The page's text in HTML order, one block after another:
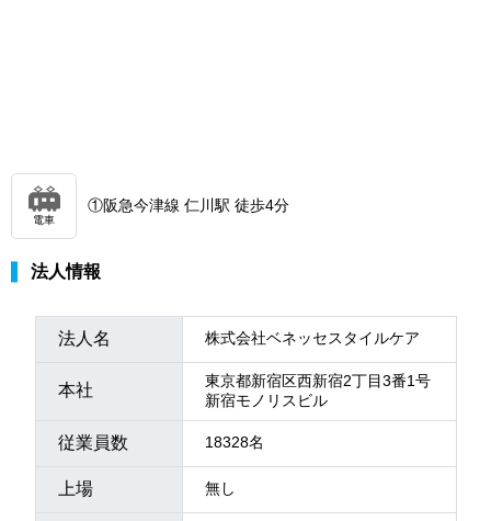
電車
①阪急今津線 仁川駅 徒歩4分
法人情報
法人名 株式会社ベネッセスタイルケア
本社
東京都新宿区西新宿2丁目3番1号
新宿モノリスビル
従業員数 18328名
上場 無し